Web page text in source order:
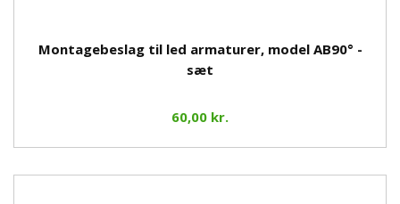
Montagebeslag til led armaturer, model AB90° -
sæt
60,00 kr.